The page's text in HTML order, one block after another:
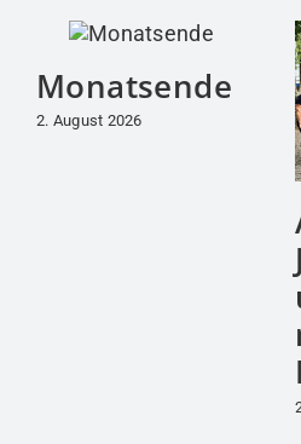
Monatsende
2. August 2026